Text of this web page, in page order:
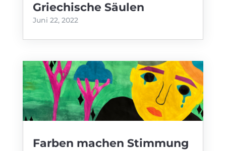
Griechische Säulen
Juni 22, 2022
Farben machen Stimmung